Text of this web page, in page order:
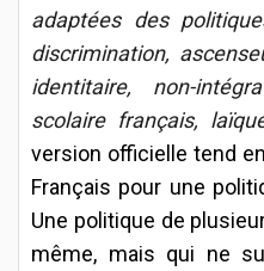
adaptées des
discrimination,
identitaire, non-
scolaire français,
version officielle tend
Français pour une
Une politique de
même, mais qui ne